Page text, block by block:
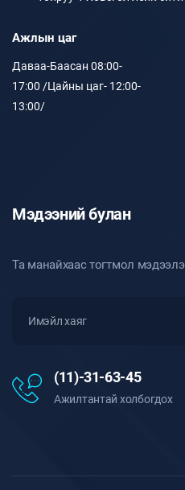
Ажлын цаг
Даваа-Баасан 08:00-
17:00 /Цайны цаг- 12:00-
13:00/
Мэдээний булан
Та манайхаас тогтмол
(11)-31-63-45
Ажилтантай холбогдох